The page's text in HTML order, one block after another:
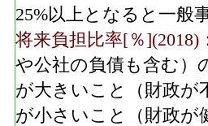
25%以上となると一般
将来負担比率[％](2018)
や公社の負債も含む）
が大きいこと（財政が
が小さいこと（財政が